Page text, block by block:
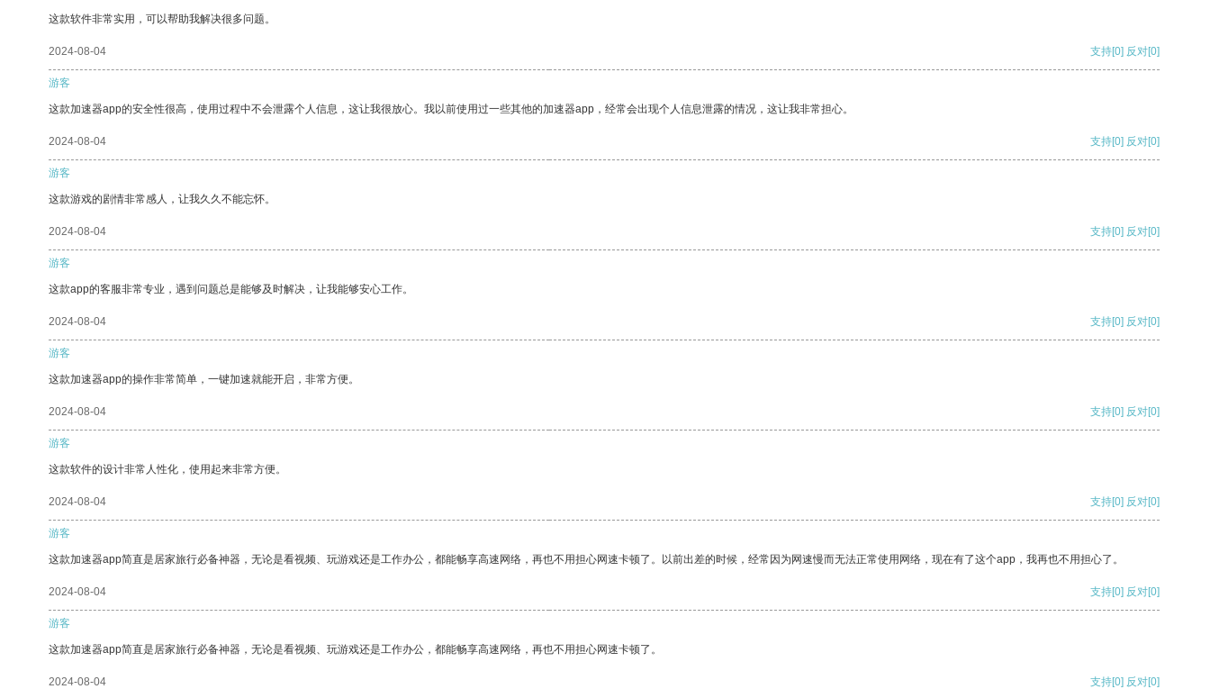
这款软件非常实用，可以帮助我解决很多问题。
2024-08-04 支持[0] 反对[0]
游客
这款加速器app的安全性很高，使用过程中不会泄露个人信息，这让我很放心。我以前使用过一些其他的加速器app，经常会出现个人信息泄露的情况，这让我非常担心。
2024-08-04 支持[0] 反对[0]
游客
这款游戏的剧情非常感人，让我久久不能忘怀。
2024-08-04 支持[0] 反对[0]
游客
这款app的客服非常专业，遇到问题总是能够及时解决，让我能够安心工作。
2024-08-04 支持[0] 反对[0]
游客
这款加速器app的操作非常简单，一键加速就能开启，非常方便。
2024-08-04 支持[0] 反对[0]
游客
这款软件的设计非常人性化，使用起来非常方便。
2024-08-04 支持[0] 反对[0]
游客
这款加速器app简直是居家旅行必备神器，无论是看视频、玩游戏还是工作办公，都能畅享高速网络，再也不用担心网速卡顿了。以前出差的时候，经常因为网速慢而无法正常使用网络，现在有了这个app，我再也不用担心了。
2024-08-04 支持[0] 反对[0]
游客
这款加速器app简直是居家旅行必备神器，无论是看视频、玩游戏还是工作办公，都能畅享高速网络，再也不用担心网速卡顿了。
2024-08-04 支持[0] 反对[0]